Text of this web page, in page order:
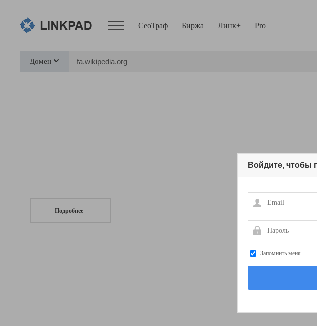
СеоТраф Биржа Линк+ Pro
Домен
Подробнее
Войдите, чтобы
Email
Пароль
Запомнить меня